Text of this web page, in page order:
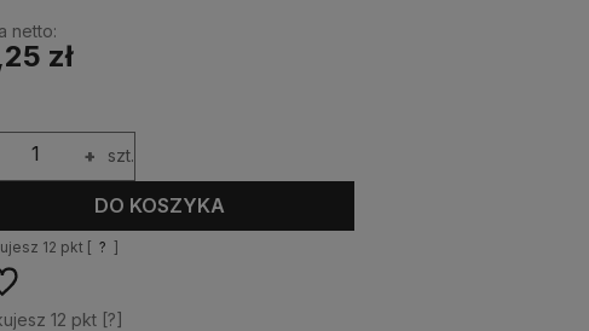
netto:
zł
+ szt.
DO KOSZYKA
12 pkt [ ? ]
12 pkt [?]